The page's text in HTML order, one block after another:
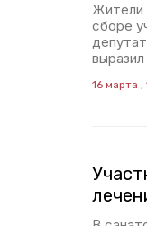
Жители
сборе
16 марта ,